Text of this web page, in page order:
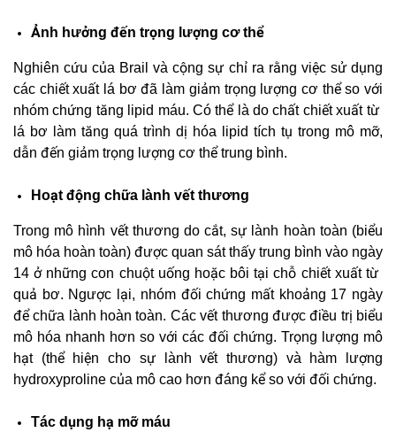
Ảnh hưởng đến trọng lượng cơ thể
Nghiên cứu của Brail và cộng sự chỉ ra rằng việc sử dụng
các chiết xuất lá bơ đã làm giảm trọng lượng cơ thể so với
nhóm chứng tăng lipid máu. Có thể là do chất chiết xuất từ ​​
lá bơ làm tăng quá trình dị hóa lipid tích tụ trong mô mỡ,
dẫn đến giảm trọng lượng cơ thể trung bình.
Hoạt động chữa lành vết thương
Trong mô hình vết thương do cắt, sự lành hoàn toàn (biểu
mô hóa hoàn toàn) được quan sát thấy trung bình vào ngày
14 ở những con chuột uống hoặc bôi tại chỗ chiết xuất từ ​​
quả bơ. Ngược lại, nhóm đối chứng mất khoảng 17 ngày
để chữa lành hoàn toàn. Các vết thương được điều trị biểu
mô hóa nhanh hơn so với các đối chứng. Trọng lượng mô
hạt (thể hiện cho sự lành vết thương) và hàm lượng
hydroxyproline của mô cao hơn đáng kể so với đối chứng.
Tác dụng hạ mỡ máu